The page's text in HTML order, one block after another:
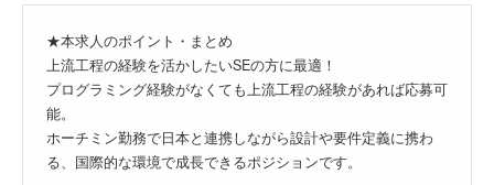
★本求人のポイント・まとめ
上流工程の経験を活かしたいSEの方に最適！
プログラミング経験がなくても上流工程の経験があれば応募可
能。
ホーチミン勤務で日本と連携しながら設計や要件定義に携わ
る、国際的な環境で成長できるポジションです。